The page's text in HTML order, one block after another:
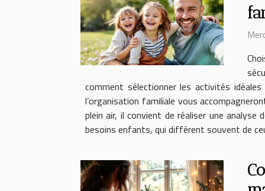
comment sélectionner les activités
l’organisation familiale vous
plein air, il convient de réaliser une
besoins enfants, qui diffèrent souvent de